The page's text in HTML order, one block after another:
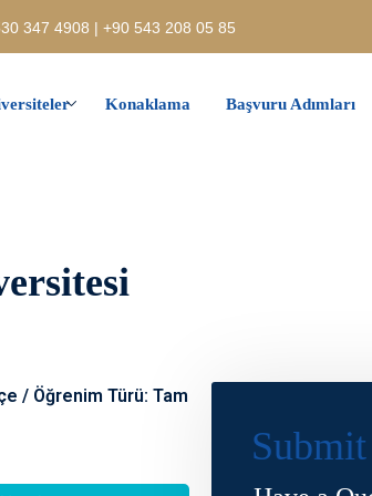
347 4908 | +90 543 208 05 85
Konaklama Başvuru Adımları
/ Öğrenim Türü: Tam